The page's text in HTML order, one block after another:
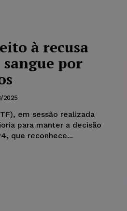
à recusa
por
2025
em sessão realizada
para manter a decisão
que reconhece...